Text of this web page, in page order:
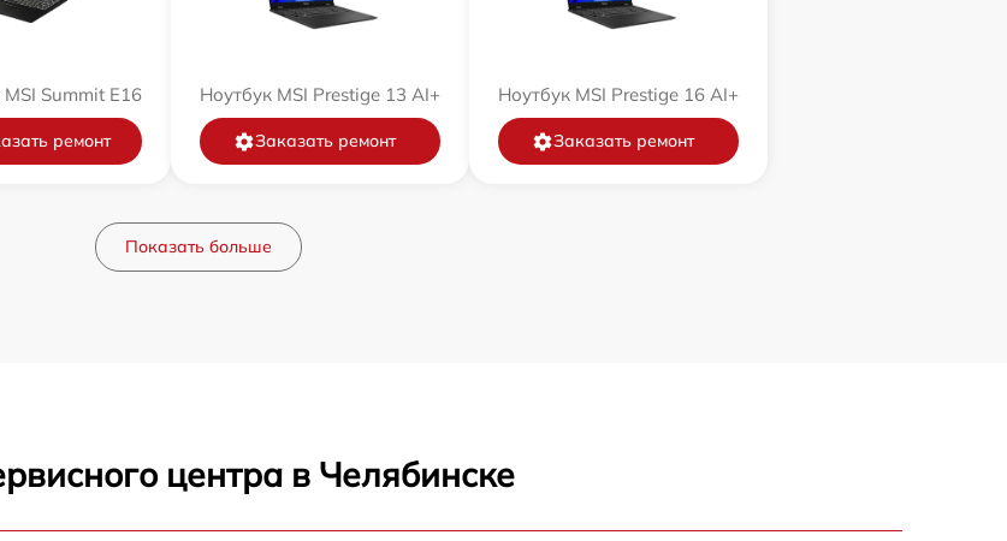
Summit E16
ремонт
Ноутбук MSI Prestige 13 AI+
Заказать ремонт
Ноутбук MSI Prestige 16 AI+
Заказать ремонт
Показать больше
центра в Челябинске